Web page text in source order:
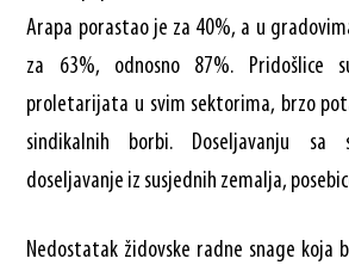
Arapa porastao je za 40%, a u
za 63%, odnosno 87%. Pridošlice
proletarijata u svim sektorima, brzo
sindikalnih borbi. Doseljavanju sa
doseljavanje iz susjednih zemalja,
Nedostatak židovske radne snage koja